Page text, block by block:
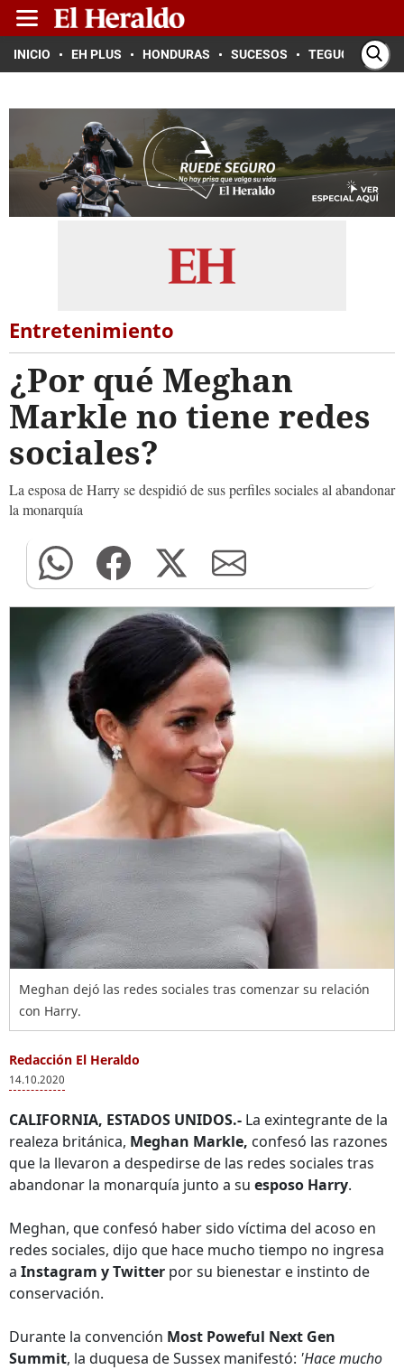
INICIO EH PLUS HONDURAS SUCESOS TEGUCIGALPA
Entretenimiento
¿Por qué Meghan
Markle no tiene redes
sociales?
La esposa de Harry se despidió de sus perfiles sociales al abandonar
la monarquía
Meghan dejó las redes sociales tras comenzar su relación
con Harry.
Redacción El Heraldo
14.10.2020
CALIFORNIA, ESTADOS UNIDOS.- La exintegrante de la
realeza británica, Meghan Markle, confesó las razones
que la llevaron a despedirse de las redes sociales tras
abandonar la monarquía junto a su esposo Harry.
Meghan, que confesó haber sido víctima del acoso en
redes sociales, dijo que hace mucho tiempo no ingresa
a Instagram y Twitter por su bienestar e instinto de
conservación.
Durante la convención Most Poweful Next Gen
Summit, la duquesa de Sussex manifestó: 'Hace mucho